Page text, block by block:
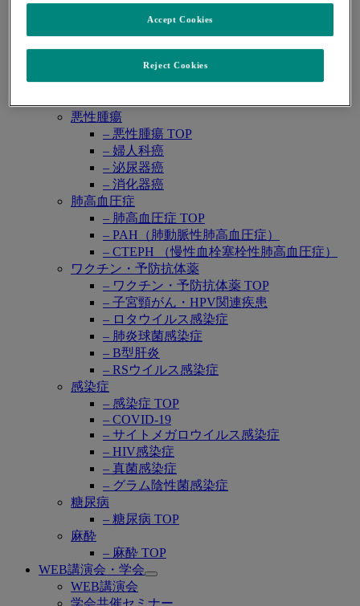
リベルサス®
レカルブリオ®
レンビマ®
ロタテック®
Open
submenu
悪性腫瘍
– 悪性腫瘍 TOP
– 婦人科癌
– 泌尿器癌
– 消化器癌
肺高血圧症
– 肺高血圧症 TOP
– PAH（肺動脈性肺高血圧症）
– CTEPH （慢性血栓塞栓性肺高血圧症）
ワクチン・予防抗体薬
– ワクチン・予防抗体薬 TOP
– 子宮頸がん・HPV関連疾患
– ロタウイルス感染症
– 肺炎球菌感染症
– B型肝炎
– RSウイルス感染症
感染症
– 感染症 TOP
– COVID-19
– サイトメガロウイルス感染症
– HIV感染症
– 真菌感染症
– グラム陰性菌感染症
糖尿病
– 糖尿病 TOP
麻酔
– 麻酔 TOP
WEB講演会・学会
Open
WEB講演会
学会共催セミナー
Reject Cookies
Accept Cookies